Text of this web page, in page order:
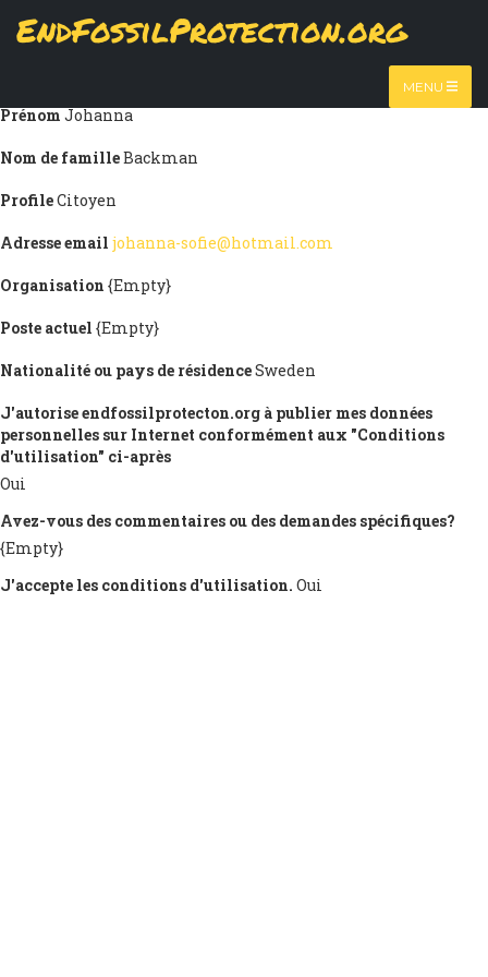
EndFossilProtection.org
MENU
MAIN
Submission information
PrénomJohanna
Nom de familleBackman
ProfileCitoyen
Adresse email johanna-sofie@hotmail.com
Organisation {Empty}
Poste actuel {Empty}
Nationalité ou pays de résidenceSweden
J'autorise endfossilprotecton.org à publier mes données
personnelles sur Internet conformément aux "Conditions
d'utilisation" ci-après
Oui
Avez-vous des commentaires ou des demandes spécifiques?
{Empty}
J'accepte les conditions d'utilisation. Oui